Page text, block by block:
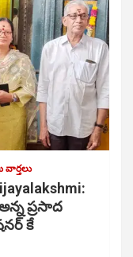
వార్తలు
ప్రసాద
కే